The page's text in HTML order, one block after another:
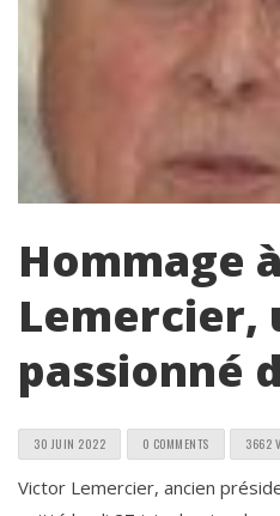
Hommage
Lemercier,
passionné
30 JUIN 2022 0 COMMENTS 3662
Victor Lemercier, ancien